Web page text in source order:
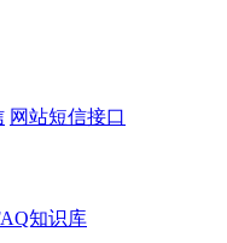
网站短信接口
知识库